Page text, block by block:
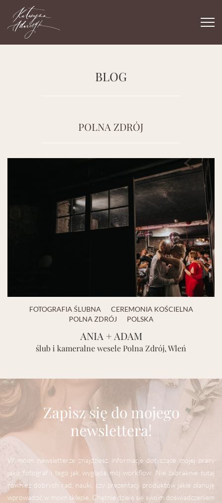
BLOG
POLNA ZDRÓJ
FOTOGRAFIA ŚLUBNA
CEREMONIA KOŚCIELNA
POLNA ZDRÓJ
POLSKA
ANIA + ADAM
ślub i kameralne wesele Polna Zdrój, Wleń
Zapisz się do mojego
newslettera!
W moim newsletterze znajdziesz informacje dotyczące mojej pracy
jako fotograf i tego jak wygląda mój workflow. Nie zabraknie tutaj
również dobrych rad, nauki, czy prezentacji produktów jakie planuję
wprowadzić w moim sklepie. Chętnie dzielę się swoim doświadczeniem